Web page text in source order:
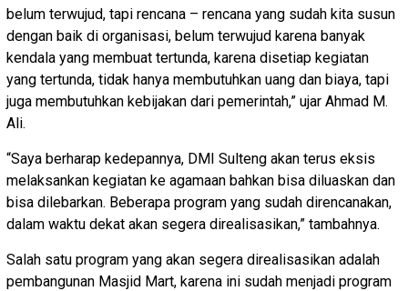
belum terwujud, tapi rencana – rencana yang sudah kita susun
dengan baik di organisasi, belum terwujud karena banyak
kendala yang membuat tertunda, karena disetiap kegiatan
yang tertunda, tidak hanya membutuhkan uang dan biaya, tapi
juga membutuhkan kebijakan dari pemerintah,” ujar Ahmad M.
Ali.
“Saya berharap kedepannya, DMI Sulteng akan terus eksis
melaksankan kegiatan ke agamaan bahkan bisa diluaskan dan
bisa dilebarkan. Beberapa program yang sudah direncanakan,
dalam waktu dekat akan segera direalisasikan,” tambahnya.
Salah satu program yang akan segera direalisasikan adalah
pembangunan Masjid Mart, karena ini sudah menjadi program